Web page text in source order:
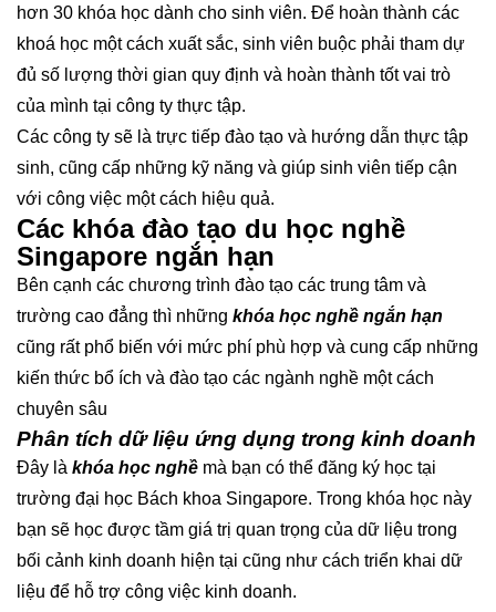
hơn 30 khóa học dành cho sinh viên. Để hoàn thành các
khoá học một cách xuất sắc, sinh viên buộc phải tham dự
đủ số lượng thời gian quy định và hoàn thành tốt vai trò
của mình tại công ty thực tập.
Các công ty sẽ là trực tiếp đào tạo và hướng dẫn thực tập
sinh, cũng cấp những kỹ năng và giúp sinh viên tiếp cận
với công việc một cách hiệu quả.
Các khóa đào tạo du học nghề
Singapore ngắn hạn
Bên cạnh các chương trình đào tạo các trung tâm và
trường cao đẳng thì những khóa học nghề ngắn hạn
cũng rất phổ biến với mức phí phù hợp và cung cấp những
kiến thức bổ ích và đào tạo các ngành nghề một cách
chuyên sâu
Phân tích dữ liệu ứng dụng trong kinh doanh
Đây là khóa học nghề mà bạn có thể đăng ký học tại
trường đại học Bách khoa Singapore. Trong khóa học này
bạn sẽ học được tầm giá trị quan trọng của dữ liệu trong
bối cảnh kinh doanh hiện tại cũng như cách triển khai dữ
liệu để hỗ trợ công việc kinh doanh.